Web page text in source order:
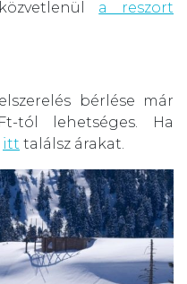
a reszort
bérlése már
tól lehetséges. Ha
itt találsz árakat.